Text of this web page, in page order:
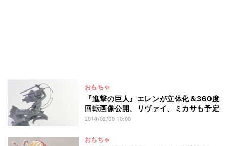
おもちゃ
『進撃の巨人』エレンが立体化＆360度
回転画像公開、リヴァイ、ミカサも予定
2014/02/09 10:00
おもちゃ